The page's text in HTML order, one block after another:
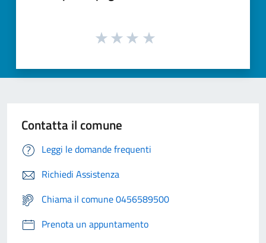
Contatta il comune
Leggi le domande frequenti
Richiedi Assistenza
Chiama il comune 0456589500
Prenota un appuntamento